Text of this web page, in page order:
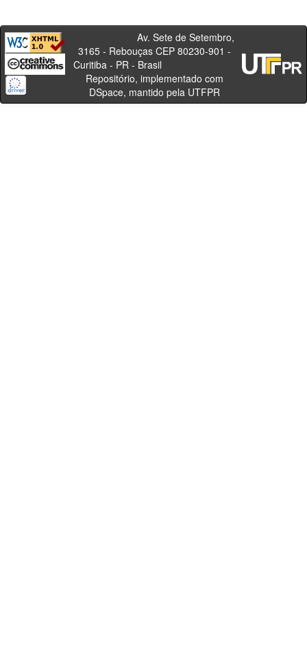
Av. Sete de Setembro,
3165 - Rebouças CEP 80230-901 -
Curitiba - PR - Brasil
Repositório, implementado com
DSpace, mantido pela UTFPR